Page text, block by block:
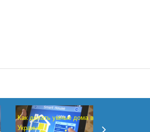
Как делать умные дома в
Украине